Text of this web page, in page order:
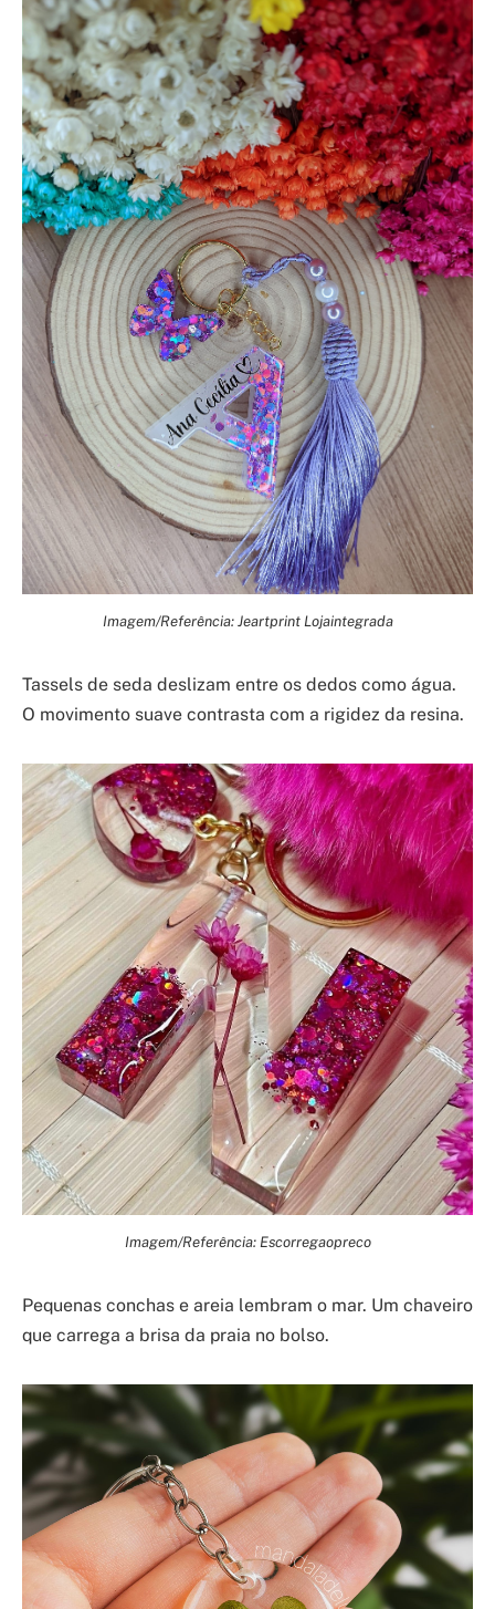
Imagem/Referência: Jeartprint Lojaintegrada
Tassels de seda deslizam entre os dedos como água.
O movimento suave contrasta com a rigidez da resina.
Imagem/Referência: Escorregaopreco
Pequenas conchas e areia lembram o mar. Um chaveiro
que carrega a brisa da praia no bolso.